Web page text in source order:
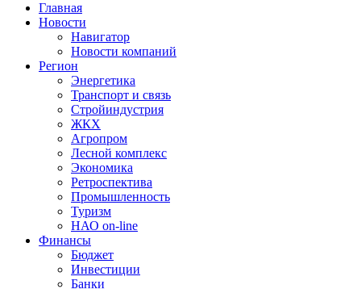
Главная
Новости
Навигатор
Новости компаний
Регион
Энергетика
Транспорт и связь
Стройиндустрия
ЖКХ
Агропром
Лесной комплекс
Экономика
Ретроспектива
Промышленность
Туризм
НАО on-line
Финансы
Бюджет
Инвестиции
Банки